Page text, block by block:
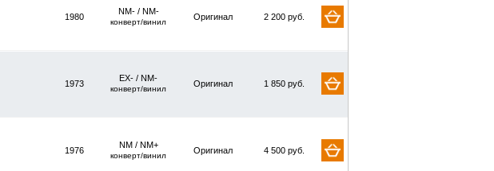
1980
NM- / NM-
конверт/винил
Оригинал 2 200 руб.
1973
EX- / NM-
конверт/винил
Оригинал 1 850 руб.
1976
NM / NM+
конверт/винил
Оригинал 4 500 руб.